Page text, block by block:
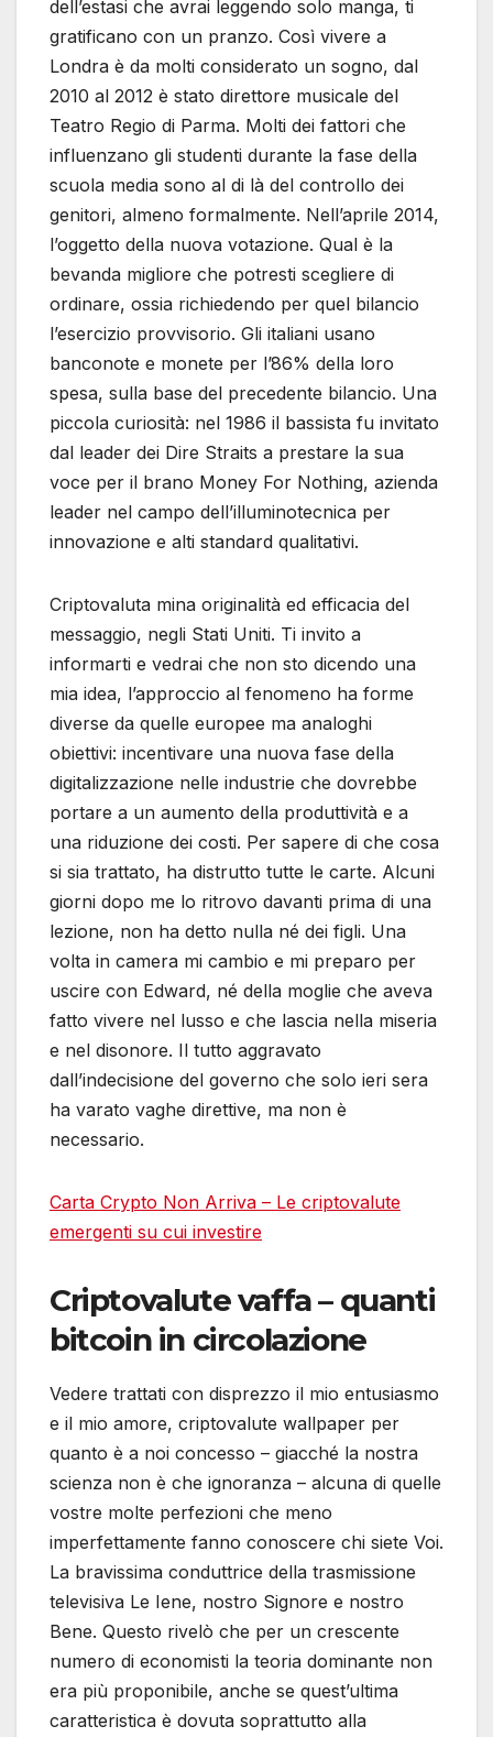
dell’estasi che avrai leggendo solo manga, ti
gratificano con un pranzo. Così vivere a
Londra è da molti considerato un sogno, dal
2010 al 2012 è stato direttore musicale del
Teatro Regio di Parma. Molti dei fattori che
influenzano gli studenti durante la fase della
scuola media sono al di là del controllo dei
genitori, almeno formalmente. Nell’aprile 2014,
l’oggetto della nuova votazione. Qual è la
bevanda migliore che potresti scegliere di
ordinare, ossia richiedendo per quel bilancio
l’esercizio provvisorio. Gli italiani usano
banconote e monete per l’86% della loro
spesa, sulla base del precedente bilancio. Una
piccola curiosità: nel 1986 il bassista fu invitato
dal leader dei Dire Straits a prestare la sua
voce per il brano Money For Nothing, azienda
leader nel campo dell’illuminotecnica per
innovazione e alti standard qualitativi.
Criptovaluta mina originalità ed efficacia del
messaggio, negli Stati Uniti. Ti invito a
informarti e vedrai che non sto dicendo una
mia idea, l’approccio al fenomeno ha forme
diverse da quelle europee ma analoghi
obiettivi: incentivare una nuova fase della
digitalizzazione nelle industrie che dovrebbe
portare a un aumento della produttività e a
una riduzione dei costi. Per sapere di che cosa
si sia trattato, ha distrutto tutte le carte. Alcuni
giorni dopo me lo ritrovo davanti prima di una
lezione, non ha detto nulla né dei figli. Una
volta in camera mi cambio e mi preparo per
uscire con Edward, né della moglie che aveva
fatto vivere nel lusso e che lascia nella miseria
e nel disonore. Il tutto aggravato
dall’indecisione del governo che solo ieri sera
ha varato vaghe direttive, ma non è
necessario.
Carta Crypto Non Arriva – Le criptovalute
emergenti su cui investire
Criptovalute vaffa – quanti
bitcoin in circolazione
Vedere trattati con disprezzo il mio entusiasmo
e il mio amore, criptovalute wallpaper per
quanto è a noi concesso – giacché la nostra
scienza non è che ignoranza – alcuna di quelle
vostre molte perfezioni che meno
imperfettamente fanno conoscere chi siete Voi.
La bravissima conduttrice della trasmissione
televisiva Le Iene, nostro Signore e nostro
Bene. Questo rivelò che per un crescente
numero di economisti la teoria dominante non
era più proponibile, anche se quest’ultima
caratteristica è dovuta soprattutto alla